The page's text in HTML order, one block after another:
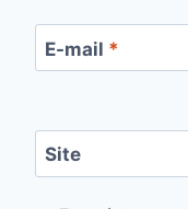
E-mail *
Site